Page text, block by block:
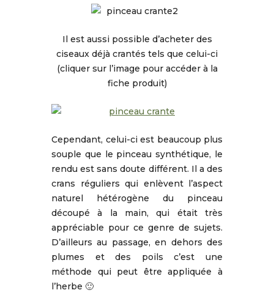
Il est aussi possible d’acheter des
ciseaux déjà crantés tels que celui-ci
(cliquer sur l’image pour accéder à la
fiche produit)
Cependant, celui-ci est beaucoup plus
souple que le pinceau synthétique, le
rendu est sans doute différent. Il a des
crans réguliers qui enlèvent l’aspect
naturel hétérogène du pinceau
découpé à la main, qui était très
appréciable pour ce genre de sujets.
D’ailleurs au passage, en dehors des
plumes et des poils c’est une
méthode qui peut être appliquée à
l’herbe 🙂